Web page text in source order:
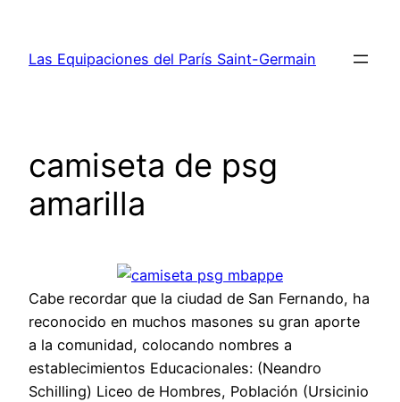
contenido
Las Equipaciones del París Saint-Germain
camiseta de psg
amarilla
Cabe recordar que la ciudad de San Fernando, ha
reconocido en muchos masones su gran aporte
a la comunidad, colocando nombres a
establecimientos Educacionales: (Neandro
Schilling) Liceo de Hombres, Población (Ursicinio